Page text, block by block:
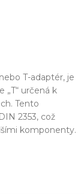
T-adaptér, je
„T“ určená k
Tento
2353, což
komponenty.